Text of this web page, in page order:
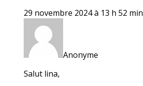
29 novembre 2024 à 13 h 52 min
Anonyme
Salut lina,